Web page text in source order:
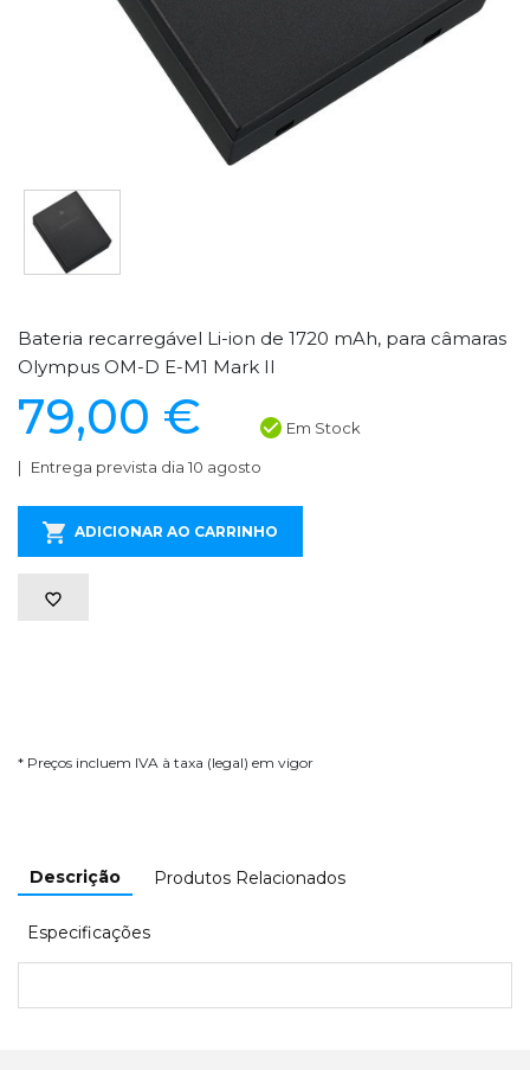
Bateria recarregável Li-ion de 1720 mAh, para câmaras
Olympus OM-D E-M1 Mark II
79,00 € Em Stock
Entrega prevista dia 10 agosto
ADICIONAR AO CARRINHO
* Preços incluem IVA à taxa (legal) em vigor
Descrição Produtos Relacionados
Especificações